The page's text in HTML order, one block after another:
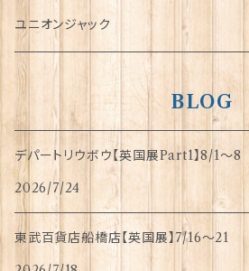
指貫(シンブル)
ユニオンジャック
BLOG
デパートリウボウ【英国展Part1】8/1〜8
2026/7/24
東武百貨店船橋店【英国展】7/16～21